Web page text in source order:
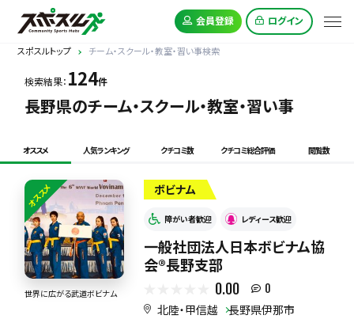
会員登録 ログイン
スポスルトップ チーム・スクール・教室・習い事検索
検索結果： 124件
長野県のチーム・スクール・教室・習い事
オススメ 人気ランキング クチコミ数 クチコミ総合評価 閲覧数
オススメ
世界に広がる武道ボビナム
ボビナム
障がい者歓迎 レディース歓迎
一般社団法人日本ボビナム協
会®︎長野支部
0.00 0
北陸・甲信越 長野県伊那市